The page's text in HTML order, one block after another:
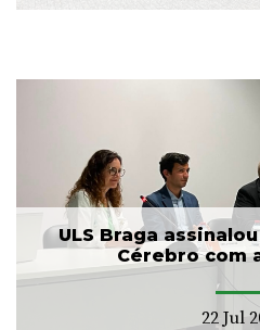
ULS Braga
Cérebro com
22 Jul